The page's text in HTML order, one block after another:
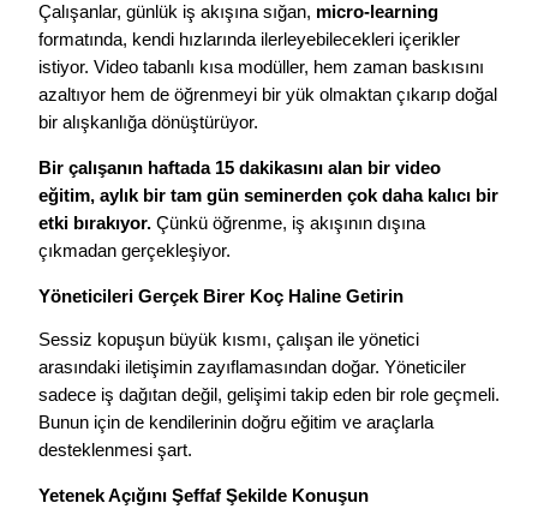
Çalışanlar, günlük iş akışına sığan, micro-learning
formatında, kendi hızlarında ilerleyebilecekleri içerikler
istiyor. Video tabanlı kısa modüller, hem zaman baskısını
azaltıyor hem de öğrenmeyi bir yük olmaktan çıkarıp doğal
bir alışkanlığa dönüştürüyor.
Bir çalışanın haftada 15 dakikasını alan bir video
eğitim, aylık bir tam gün seminerden çok daha kalıcı bir
etki bırakıyor. Çünkü öğrenme, iş akışının dışına
çıkmadan gerçekleşiyor.
Yöneticileri Gerçek Birer Koç Haline Getirin
Sessiz kopuşun büyük kısmı, çalışan ile yönetici
arasındaki iletişimin zayıflamasından doğar. Yöneticiler
sadece iş dağıtan değil, gelişimi takip eden bir role geçmeli.
Bunun için de kendilerinin doğru eğitim ve araçlarla
desteklenmesi şart.
Yetenek Açığını Şeffaf Şekilde Konuşun